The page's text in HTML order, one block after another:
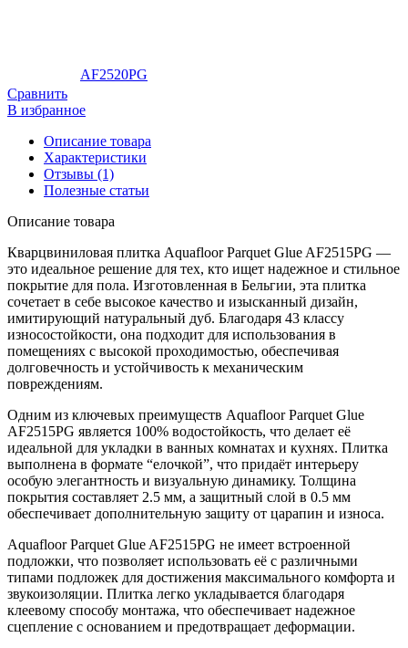
AF2520PG
Сравнить
В избранное
Описание товара
Характеристики
Отзывы (1)
Полезные статьи
Описание товара
Кварцвиниловая плитка Aquafloor Parquet Glue AF2515PG —
это идеальное решение для тех, кто ищет надежное и стильное
покрытие для пола. Изготовленная в Бельгии, эта плитка
сочетает в себе высокое качество и изысканный дизайн,
имитирующий натуральный дуб. Благодаря 43 классу
износостойкости, она подходит для использования в
помещениях с высокой проходимостью, обеспечивая
долговечность и устойчивость к механическим
повреждениям.
Одним из ключевых преимуществ Aquafloor Parquet Glue
AF2515PG является 100% водостойкость, что делает её
идеальной для укладки в ванных комнатах и кухнях. Плитка
выполнена в формате “елочкой”, что придаёт интерьеру
особую элегантность и визуальную динамику. Толщина
покрытия составляет 2.5 мм, а защитный слой в 0.5 мм
обеспечивает дополнительную защиту от царапин и износа.
Aquafloor Parquet Glue AF2515PG не имеет встроенной
подложки, что позволяет использовать её с различными
типами подложек для достижения максимального комфорта и
звукоизоляции. Плитка легко укладывается благодаря
клеевому способу монтажа, что обеспечивает надежное
сцепление с основанием и предотвращает деформации.